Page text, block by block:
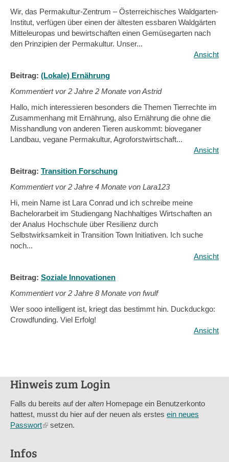
Wir, das Permakultur-Zentrum – Österreichisches Waldgarten-
Institut, verfügen über einen der ältesten essbaren Waldgärten
Mitteleuropas und bewirtschaften einen Gemüsegarten nach
den Prinzipien der Permakultur. Unser...
Ansicht
Beitrag: (Lokale) Ernährung
Kommentiert vor2 Jahre 2 Monate von Astrid
Hallo, mich interessieren besonders die Themen Tierrechte im
Zusammenhang mit Ernährung, also Ernährung die ohne die
Misshandlung von anderen Tieren auskommt: bioveganer
Landbau, vegane Permakultur, Agroforstwirtschaft...
Ansicht
Beitrag: Transition Forschung
Kommentiert vor2 Jahre 4 Monate von Lara123
Hi, mein Name ist Lara Conrad und ich schreibe meine
Bachelorarbeit im Studiengang Nachhaltiges Wirtschaften an
der Analus Hochschule über Resilienz durch
Selbstwirksamkeit in Transition Town Initiativen. Ich suche
noch...
Ansicht
Beitrag: Soziale Innovationen
Kommentiert vor2 Jahre 8 Monate von fwulf
Wer sooo intelligent ist, kriegt das bestimmt hin. Duckduckgo:
Crowdfunding. Viel Erfolg!
Ansicht
Hinweis zum Login
Falls du bereits auf der alten Homepage ein Benutzerkonto
hattest, musst du hier auf der neuen als erstes ein neues
Passwort(linksetzen.
Infos